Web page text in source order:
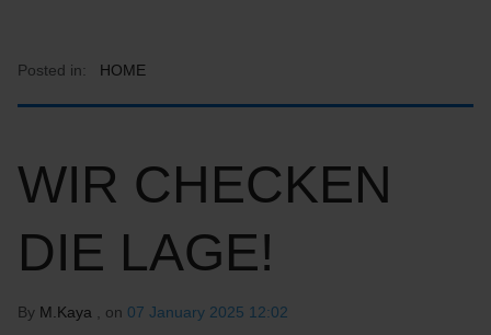
Posted in: HOME
WIR CHECKEN
DIE LAGE!
By M.Kaya , on 07 January 2025 12:02